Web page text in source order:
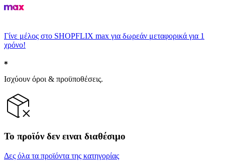
Γίνε μέλος στο SHOPFLIX max για δωρεάν μεταφορικά για 1
χρόνο!
Ισχύουν όροι & προϋποθέσεις.
Το προϊόν δεν ειναι διαθέσιμο
Δες όλα τα προϊόντα της κατηγορίας